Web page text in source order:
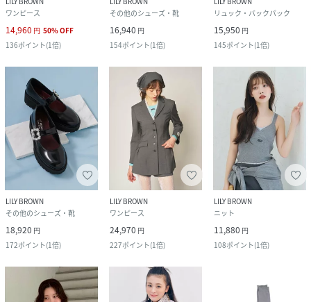
ワンピース
14,960 円 50%OFF
136ポイント(1倍)
その他のシューズ・靴
16,940 円
154ポイント(1倍)
リュック・バックパック
15,950 円
145ポイント(1倍)
LILY BROWN
その他のシューズ・靴
18,920 円
172ポイント(1倍)
LILY BROWN
ワンピース
24,970 円
227ポイント(1倍)
LILY BROWN
ニット
11,880 円
108ポイント(1倍)